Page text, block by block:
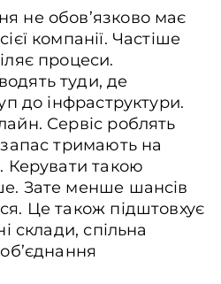
не обов’язково має
компанії. Частіше
процеси.
туди, де
до інфраструктури.
Сервіс роблять
тримають на
Керувати такою
Зате менше шансів
Це також підштовхує
склади, спільна